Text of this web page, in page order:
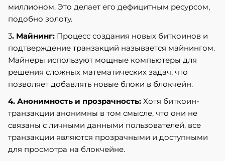
миллионом. Это делает его дефицитным ресурсом,
подобно золоту.
3. Майнинг: Процесс создания новых биткоинов и
подтверждение транзакций называется майнингом.
Майнеры используют мощные компьютеры для
решения сложных математических задач, что
позволяет добавлять новые блоки в блокчейн.
4. Анонимность и прозрачность: Хотя биткоин-
транзакции анонимны в том смысле, что они не
связаны с личными данными пользователей, все
транзакции являются прозрачными и доступными
для просмотра на блокчейне.